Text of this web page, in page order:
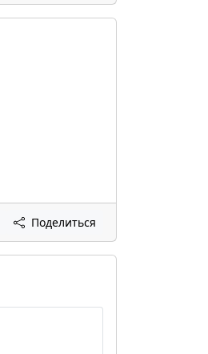
Поделиться